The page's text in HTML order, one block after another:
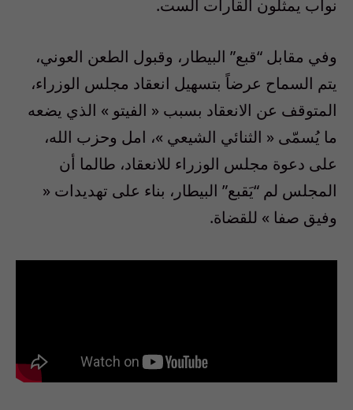
نواب يمثلون القارات الست.
وفي مقابل “قبع” البيطار، وقبول الطعن العوني،
يتم السماح عرضاً بتسهيل انعقاد مجلس الوزراء،
المتوقف عن الانعقاد بسبب « الفيتو » الذي يضعه
ما يُسمّى « الثنائي الشيعي »، امل وحزب الله،
على دعوة مجلس الوزراء للانعقاد، طالما أن
المجلس لم “يَقبع” البيطار، بناء على تهديدات «
وفيق صفا » للقضاة.